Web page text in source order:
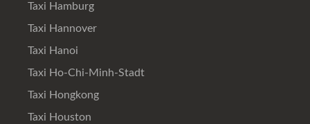
Taxi Hamburg
Taxi Hannover
Taxi Hanoi
Taxi Ho-Chi-Minh-Stadt
Taxi Hongkong
Taxi Houston